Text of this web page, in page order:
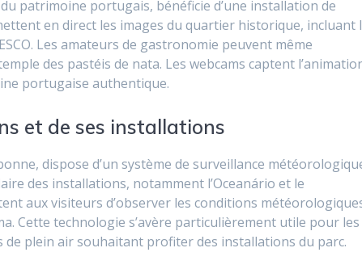
patrimoine portugais, bénéficie d’une installation de
en direct les images du quartier historique, incluant
Les amateurs de gastronomie peuvent même
des pastéis de nata. Les webcams captent
portugaise authentique.
et de ses installations
dispose d’un système de surveillance
des installations, notamment l’Oceanário et le
aux visiteurs d’observer les conditions
Cette technologie s’avère particulièrement utile pour les
de plein air souhaitant profiter des installations du parc.